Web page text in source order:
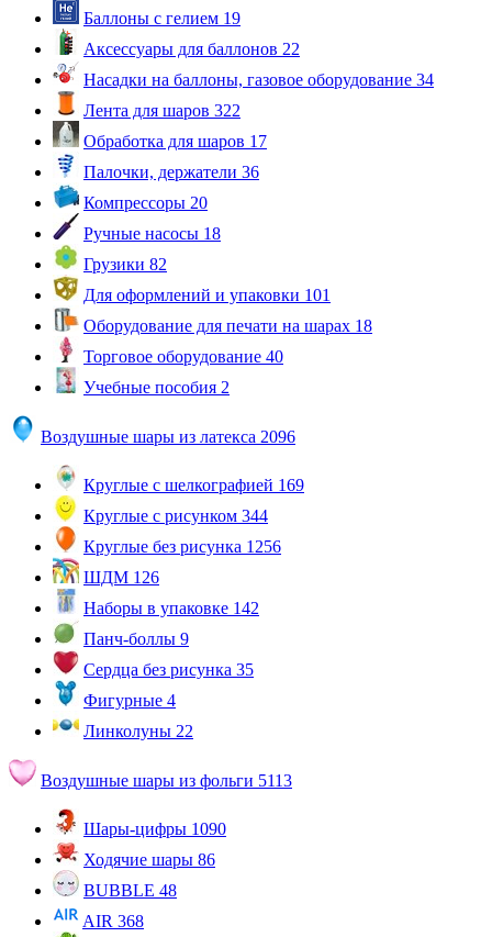
Баллоны с гелием 19
Аксессуары для баллонов 22
Насадки на баллоны, газовое оборудование 34
Лента для шаров 322
Обработка для шаров 17
Палочки, держатели 36
Компрессоры 20
Ручные насосы 18
Грузики 82
Для оформлений и упаковки 101
Оборудование для печати на шарах 18
Торговое оборудование 40
Учебные пособия 2
Воздушные шары из латекса 2096
Круглые с шелкографией 169
Круглые с рисунком 344
Круглые без рисунка 1256
ШДМ 126
Наборы в упаковке 142
Панч-боллы 9
Сердца без рисунка 35
Фигурные 4
Линколуны 22
Воздушные шары из фольги 5113
Шары-цифры 1090
Ходячие шары 86
BUBBLE 48
AIR 368